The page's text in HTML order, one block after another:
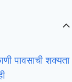
पावसाची शक्यता